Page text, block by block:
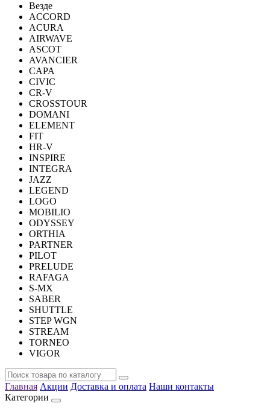
Везде
ACCORD
ACURA
AIRWAVE
ASCOT
AVANCIER
CAPA
CIVIC
CR-V
CROSSTOUR
DOMANI
ELEMENT
FIT
HR-V
INSPIRE
INTEGRA
JAZZ
LEGEND
LOGO
MOBILIO
ODYSSEY
ORTHIA
PARTNER
PILOT
PRELUDE
RAFAGA
S-MX
SABER
SHUTTLE
STEP WGN
STREAM
TORNEO
VIGOR
Главная Акции Доставка и оплата Наши контакты
Категории